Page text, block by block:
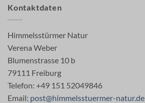
Kontaktdaten
Himmelsstürmer Natur
Verena Weber
Blumenstrasse 10 b
79111 Freiburg
Telefon: +49 151 52049846
Email: post@himmelsstuermer-natur.de